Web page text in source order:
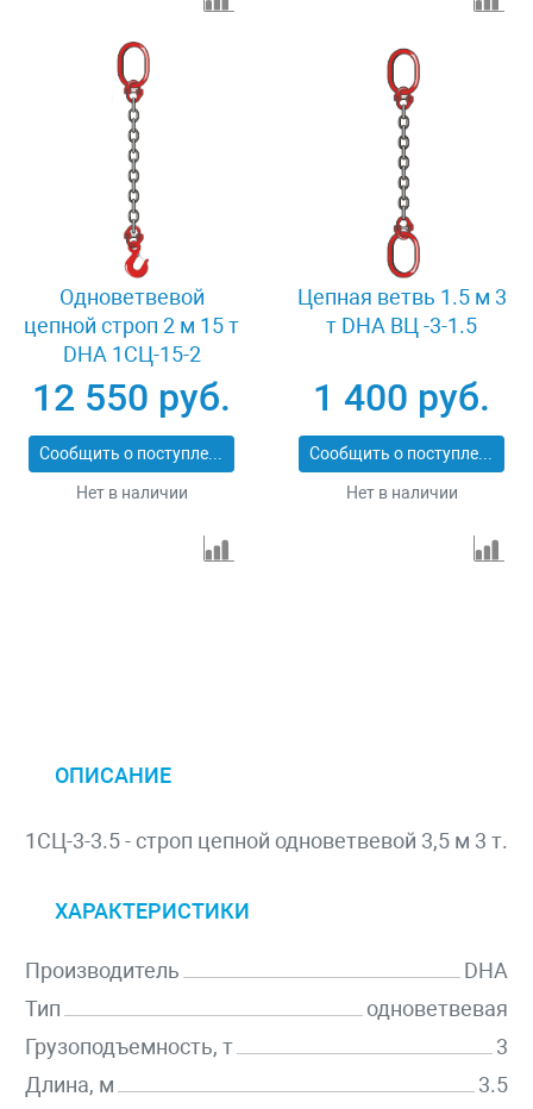
Одноветвевой
цепной строп 2 м 15 т
DHA 1СЦ-15-2
12 550 руб.
Сообщить о поступлении
Нет в наличии
Цепная ветвь 1.5 м 3
т DHA ВЦ -3-1.5
1 400 руб.
Сообщить о поступлении
Нет в наличии
ОПИСАНИЕ
1СЦ-3-3.5 - строп цепной одноветвевой 3,5 м 3 т.
ХАРАКТЕРИСТИКИ
Производитель
DHA
Тип
одноветвевая
Грузоподъемность, т
3
Длина, м
3.5